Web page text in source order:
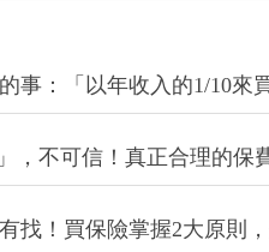
事：「以年收入的1/10來
，不可信！真正合理的
找！買保險掌握2大原則